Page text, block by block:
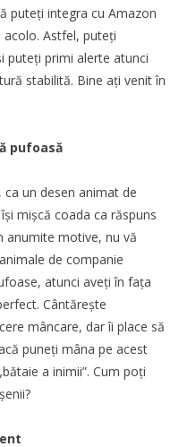
puteți integra cu Amazon
Astfel, puteți
puteți primi alerte atunci
stabilită. Bine ați venit în
pufoasă
un desen animat de
mișcă coada ca răspuns
anumite motive, nu vă
de companie
atunci aveți în fața
Cântărește
mâncare, dar îi place să
puneți mâna pe acest
a inimii”. Cum poți